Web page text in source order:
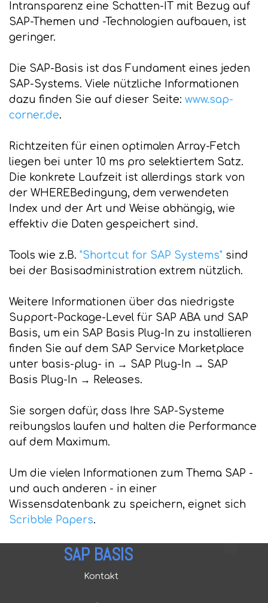
Intransparenz eine Schatten-IT mit Bezug auf
SAP-Themen und -Technologien aufbauen, ist
geringer.
Die SAP-Basis ist das Fundament eines jeden
SAP-Systems. Viele nützliche Informationen
dazu finden Sie auf dieser Seite: www.sap-
corner.de.
Richtzeiten für einen optimalen Array-Fetch
liegen bei unter 10 ms pro selektiertem Satz.
Die konkrete Laufzeit ist allerdings stark von
der WHEREBedingung, dem verwendeten
Index und der Art und Weise abhängig, wie
effektiv die Daten gespeichert sind.
Tools wie z.B. "Shortcut for SAP Systems" sind
bei der Basisadministration extrem nützlich.
Weitere Informationen über das niedrigste
Support-Package-Level für SAP ABA und SAP
Basis, um ein SAP Basis Plug-In zu installieren
finden Sie auf dem SAP Service Marketplace
unter basis-plug- in → SAP Plug-In → SAP
Basis Plug-In → Releases.
Sie sorgen dafür, dass Ihre SAP-Systeme
reibungslos laufen und halten die Performance
auf dem Maximum.
Um die vielen Informationen zum Thema SAP -
und auch anderen - in einer
Wissensdatenbank zu speichern, eignet sich
Scribble Papers.
Kontakt
SAP BASIS